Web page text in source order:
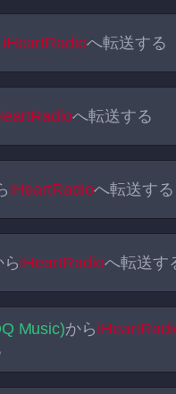
iHeartRadioへ転送する
へ転送する
iHeartRadioへ転送する
らiHeartRadioへ転送す
Music)から